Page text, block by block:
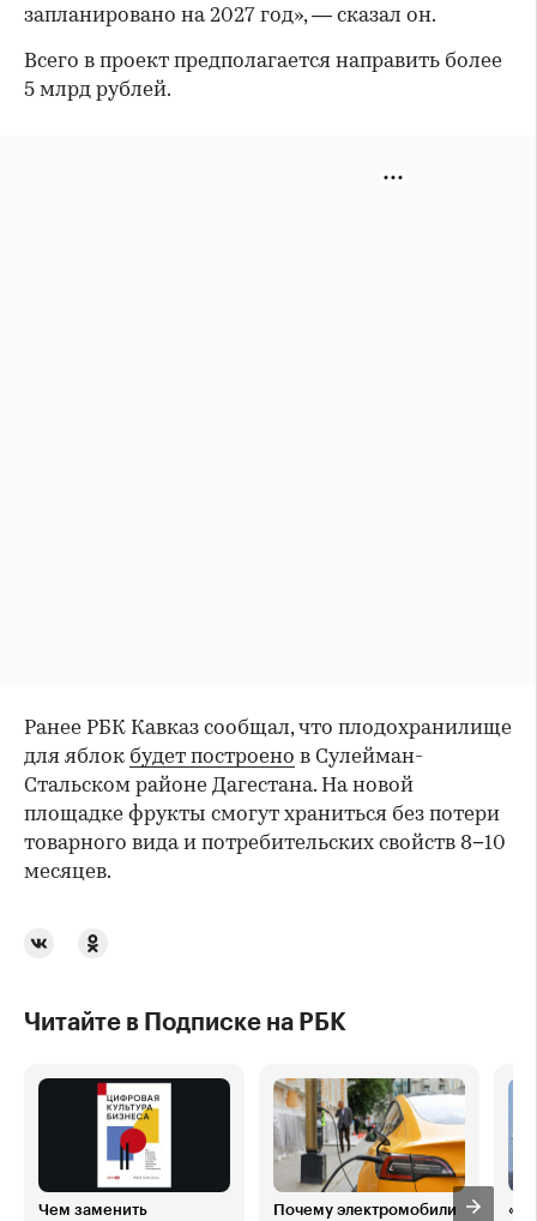
запланировано на 2027 год», — сказал он.
Всего в проект предполагается направить более
5 млрд рублей.
Ранее РБК Кавказ сообщал, что плодохранилище
для яблок будет построено в Сулейман-
Стальском районе Дагестана. На новой
площадке фрукты смогут храниться без потери
товарного вида и потребительских свойств 8−10
месяцев.
Читайте в Подписке на РБК
Чем заменить Почему электромобили